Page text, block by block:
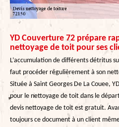
YD Couverture 72 prépare
nettoyage de toit pour ses
L’accumulation de différents détritus
faut procéder régulièrement à son
Située à Saint Georges De La Couee,
pour le nettoyage de toit dans le
devis nettoyage de toit est gratuit.
toujours ce document à un client même